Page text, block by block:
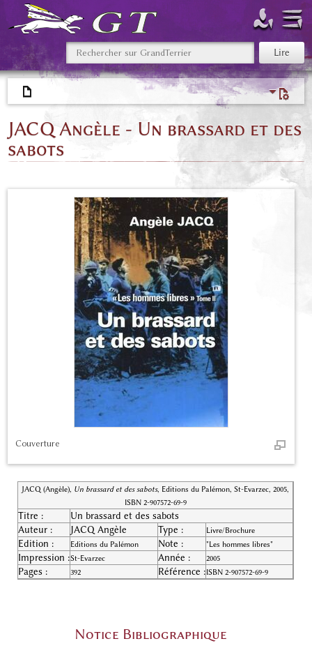
JACQ Angèle - Un brassard et des
sabots
Couverture
JACQ (Angèle), Un brassard et des sabots, Editions du Palémon, St-Evarzec, 2005,
ISBN 2-907572-69-9
Titre :
Un brassard et des sabots
Auteur :
JACQ Angèle Type : Livre/Brochure
Edition : Editions du Palémon Note : "Les hommes libres"
Impression :St-Evarzec Année : 2005
Pages : 392 Référence :ISBN 2-907572-69-9
Notice Bibliographique